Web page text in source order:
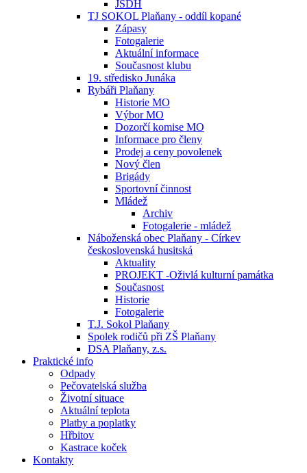
JSDH
TJ SOKOL Plaňany - oddíl kopané
Zápasy
Fotogalerie
Aktuální informace
Současnost klubu
19. středisko Junáka
Rybáři Plaňany
Historie MO
Výbor MO
Dozorčí komise MO
Informace pro členy
Prodej a ceny povolenek
Nový člen
Brigády
Sportovní činnost
Mládež
Archiv
Fotogalerie - mládež
Náboženská obec Plaňany - Církev
československá husitská
Aktuality
PROJEKT -Oživlá kulturní památka
Současnost
Historie
Fotogalerie
T.J. Sokol Plaňany
Spolek rodičů při ZŠ Plaňany
DSA Plaňany, z.s.
Praktické info
Odpady
Pečovatelská služba
Životní situace
Aktuální teplota
Platby a poplatky
Hřbitov
Kastrace koček
Kontakty